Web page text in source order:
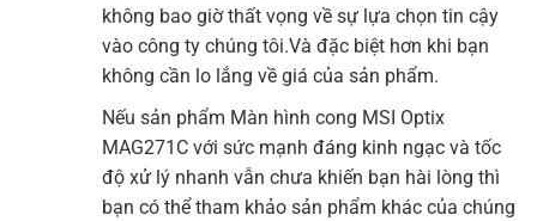
không bao giờ thất vọng về sự lựa chọn tin cậy
vào công ty chúng tôi.Và đặc biệt hơn khi bạn
không cần lo lắng về giá của sản phẩm.
Nếu sản phẩm Màn hình cong MSI Optix
MAG271C với sức mạnh đáng kinh ngạc và tốc
độ xử lý nhanh vẫn chưa khiến bạn hài lòng thì
bạn có thể tham khảo sản phẩm khác của chúng